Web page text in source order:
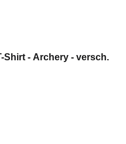
Shirt - Archery - versch.